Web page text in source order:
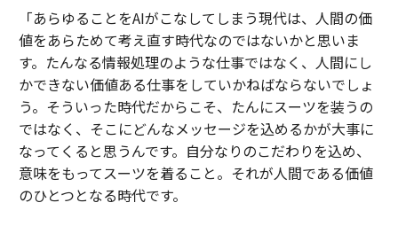
「あらゆることをAIがこなしてしまう現代は、人間の価
値をあらためて考え直す時代なのではないかと思いま
す。たんなる情報処理のような仕事ではなく、人間にし
かできない価値ある仕事をしていかねばならないでしょ
う。そういった時代だからこそ、たんにスーツを装うの
ではなく、そこにどんなメッセージを込めるかが大事に
なってくると思うんです。自分なりのこだわりを込め、
意味をもってスーツを着ること。それが人間である価値
のひとつとなる時代です。